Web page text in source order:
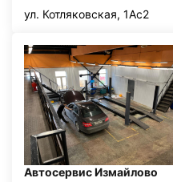
ул. Котляковская, 1Ас2
Автосервис Измайлово